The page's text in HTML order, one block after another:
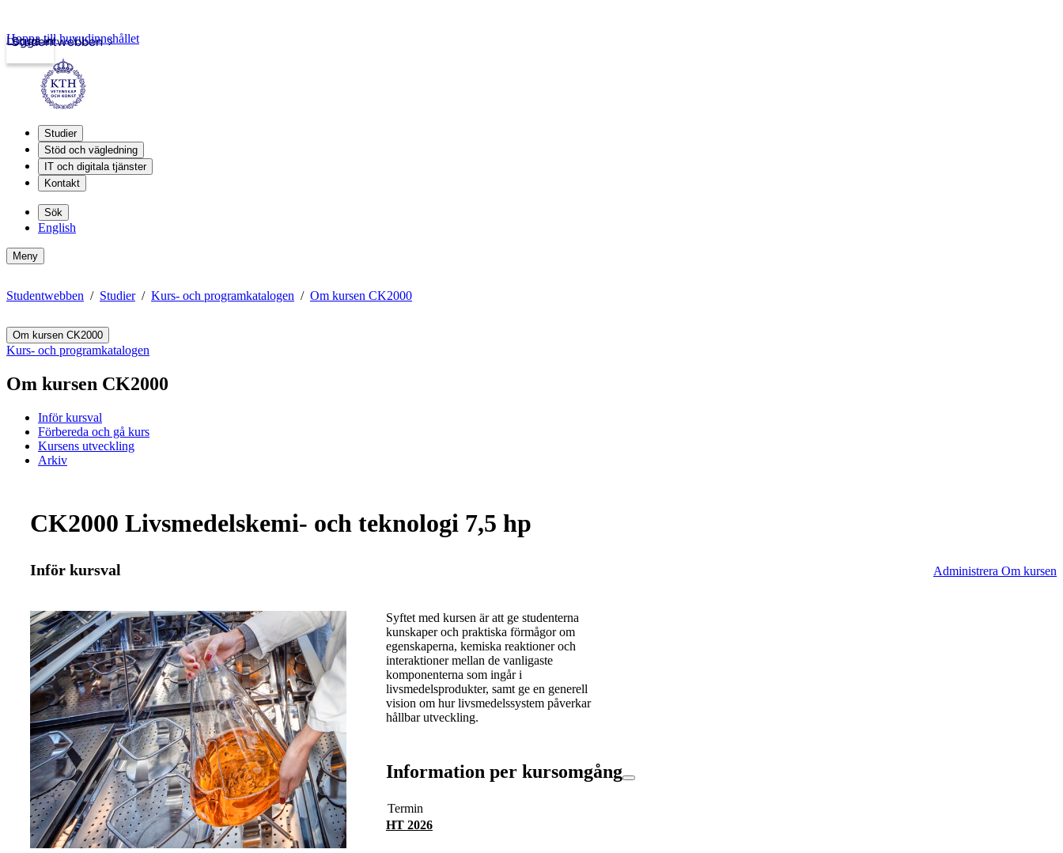
Studentwebben
Logga in
Hoppa till huvudinnehållet
Studier
Stöd och vägledning
IT och digitala tjänster
Kontakt
Sök
English
Meny
Studentwebben Studier Kurs- och programkatalogen Om kursen CK2000
Om kursen CK2000
Kurs- och programkatalogen
Om kursen CK2000
Inför kursval
Förbereda och gå kurs
Kursens utveckling
Arkiv
CK2000 Livsmedelskemi- och teknologi 7,5 hp
Inför kursval Administrera Om kursen
Syftet med kursen är att ge studenterna
kunskaper och praktiska förmågor om
egenskaperna, kemiska reaktioner och
interaktioner mellan de vanligaste
komponenterna som ingår i
livsmedelsprodukter, samt ge en generell
vision om hur livsmedelssystem påverkar
hållbar utveckling.
Information per kursomgång
Termin
HT 2026